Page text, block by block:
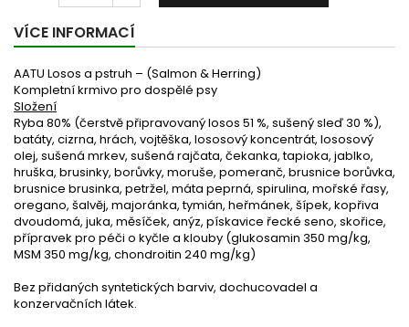
VÍCE INFORMACÍ
AATU Losos a pstruh – (Salmon & Herring)
Kompletní krmivo pro dospělé psy
Složení
Ryba 80% (čerstvě připravovaný losos 51 %, sušený sleď 30 %),
batáty, cizrna, hrách, vojtěška, lososový koncentrát, lososový
olej, sušená mrkev, sušená rajčata, čekanka, tapioka, jablko,
hruška, brusinky, borůvky, moruše, pomeranč, brusnice borůvka,
brusnice brusinka, petržel, máta peprná, spirulina, mořské řasy,
oregano, šalvěj, majoránka, tymián, heřmánek, šípek, kopřiva
dvoudomá, juka, měsíček, anýz, pískavice řecké seno, skořice,
přípravek pro péči o kyčle a klouby (glukosamin 350 mg/kg,
MSM 350 mg/kg, chondroitin 240 mg/kg)
Bez přidaných syntetických barviv, dochucovadel a
konzervačních látek.